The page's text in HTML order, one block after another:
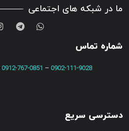
ما در شبکه های اجتماعی
شماره تماس
0902-111-9028
–
0912-767-0851
دسترسی سریع